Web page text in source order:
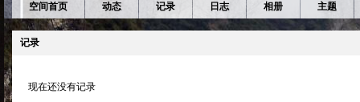
空间首页 动态 记录 日志 相册 主题
记录
现在还没有记录